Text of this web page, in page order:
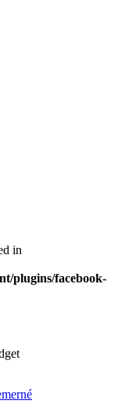
in
plugins/facebook-